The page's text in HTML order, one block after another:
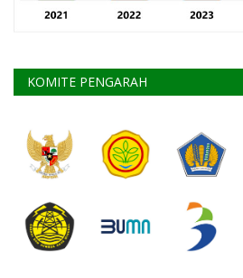
KOMITE PENGARAH